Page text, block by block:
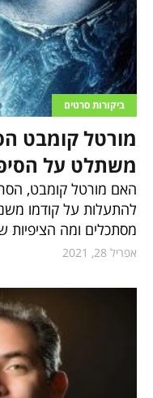
ביקורות סרטים
מורטל קומבט
משתלט על
מסתכלים ומה הציפיות
אפריל 28, 2021